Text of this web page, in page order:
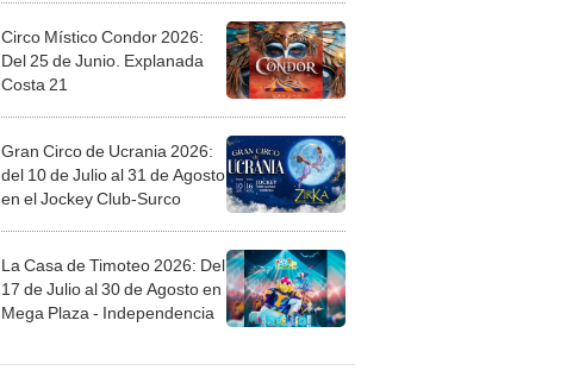
Circo Místico Condor 2026:
Del 25 de Junio. Explanada
Costa 21
Gran Circo de Ucrania 2026:
del 10 de Julio al 31 de Agosto
en el Jockey Club-Surco
La Casa de Timoteo 2026: Del
17 de Julio al 30 de Agosto en
Mega Plaza - Independencia